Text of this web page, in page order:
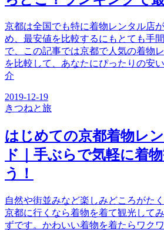
京都は全国でも特に着物レンタル店
め、最安値を比較するにもとても手
で、この記事では京都で人気の着物
を比較して、あなたにぴったりの安
介
2019-12-19
きつねと旅
はじめての京都着物レ
ド｜手ぶらで気軽に着
う！
自然や街並みなど楽しみどころがた
京都に行くなら着物を着て観光して
ずです。かわいい着物を着たらワク